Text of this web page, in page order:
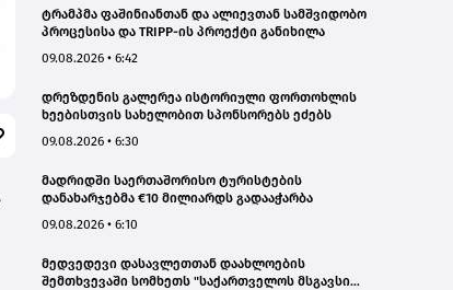
ტრამპმა ფაშინიანთან და ალიევთან სამშვიდობო
პროცესისა და TRIPP-ის პროექტი განიხილა
09.08.2026 • 6:42
დრეზდენის გალერეა ისტორიული ფორთოხლის
ხეებისთვის სახელობით სპონსორებს ეძებს
09.08.2026 • 6:30
მადრიდში საერთაშორისო ტურისტების
დანახარჯებმა €10 მილიარდს გადააჭარბა
09.08.2026 • 6:10
მედვედევი დასავლეთთან დაახლოების
შემთხვევაში სომხეთს "საქართველოს მსგავსი